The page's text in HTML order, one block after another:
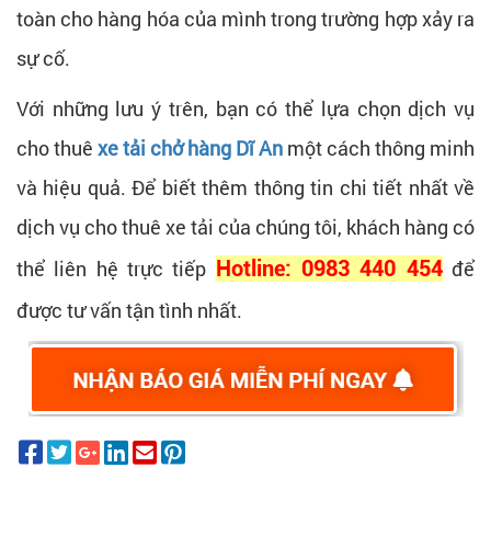
toàn cho hàng hóa của mình trong trường hợp xảy ra
sự cố.
Với những lưu ý trên, bạn có thể lựa chọn dịch vụ
cho thuê xe tải chở hàng Dĩ An một cách thông minh
và hiệu quả. Để biết thêm thông tin chi tiết nhất về
dịch vụ cho thuê xe tải của chúng tôi, khách hàng có
thể liên hệ trực tiếp Hotline: 0983 440 454để
được tư vấn tận tình nhất.